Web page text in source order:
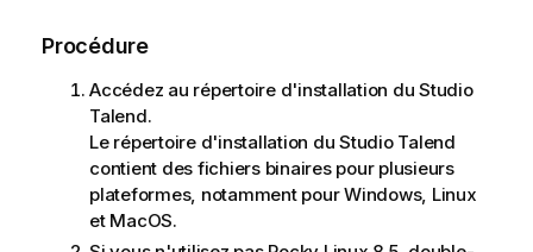
Procédure
Accédez au répertoire d'installation du Studio
Talend.
Le répertoire d'installation du Studio Talend
contient des fichiers binaires pour plusieurs
plateformes, notamment pour Windows, Linux
et MacOS.